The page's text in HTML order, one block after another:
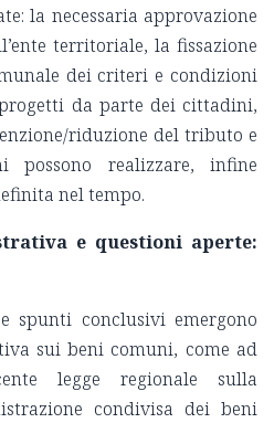
la necessaria approvazione
territoriale, la fissazione
dei criteri e condizioni
da parte dei cittadini,
riduzione del tributo e
realizzare, infine
nel tempo.
e questioni aperte:
spunti conclusivi emergono
sui beni comuni, come ad
legge regionale sulla
condivisa dei beni